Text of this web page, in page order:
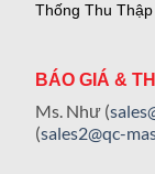
Thống Thu
BÁO GIÁ &
Ms. Như (
(sales2@qc-